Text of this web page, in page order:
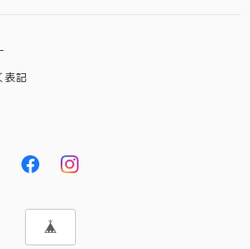
表記